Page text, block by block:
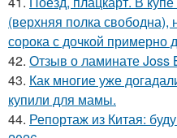
(верхняя полка
сорока с дочкой примерно
42. Отзыв о ламинате Joss
43. Как многие уже
купили для мамы.
44. Репортаж из Китая: